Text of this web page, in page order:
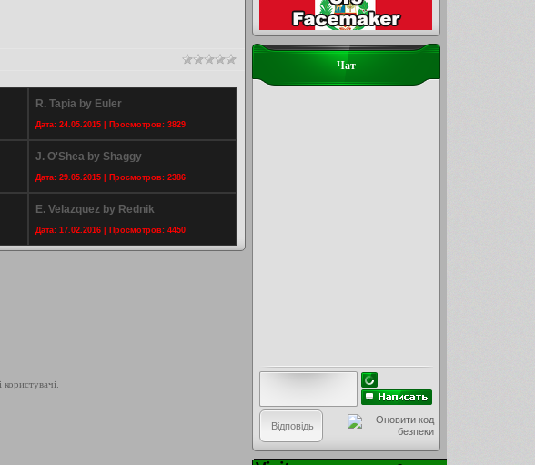
R. Tapia by Euler
Дата: 24.05.2015 | Просмотров: 3829
J. O'Shea by Shaggy
Дата: 29.05.2015 | Просмотров: 2386
E. Velazquez by Rednik
Дата: 17.02.2016 | Просмотров: 4450
Чат